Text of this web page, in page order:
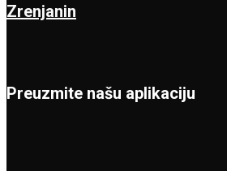
Zrenjanin
Preuzmite našu aplikaciju